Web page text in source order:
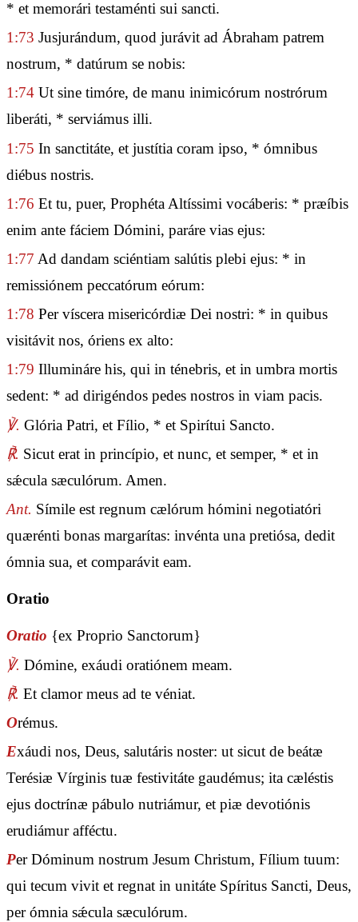
* et memorári testaménti sui sancti.
1:73 Jusjurándum, quod jurávit ad Ábraham patrem
nostrum, * datúrum se nobis:
1:74 Ut sine timóre, de manu inimicórum nostrórum
liberáti, * serviámus illi.
1:75 In sanctitáte, et justítia coram ipso, * ómnibus
diébus nostris.
1:76 Et tu, puer, Prophéta Altíssimi vocáberis: * præíbis
enim ante fáciem Dómini, paráre vias ejus:
1:77 Ad dandam sciéntiam salútis plebi ejus: * in
remissiónem peccatórum eórum:
1:78 Per víscera misericórdiæ Dei nostri: * in quibus
visitávit nos, óriens ex alto:
1:79 Illumináre his, qui in ténebris, et in umbra mortis
sedent: * ad dirigéndos pedes nostros in viam pacis.
℣. Glória Patri, et Fílio, * et Spirítui Sancto.
℟. Sicut erat in princípio, et nunc, et semper, * et in
sǽcula sæculórum. Amen.
Ant. Símile est regnum cælórum hómini negotiatóri
quærénti bonas margarítas: invénta una pretiósa, dedit
ómnia sua, et comparávit eam.
Oratio
Oratio {ex Proprio Sanctorum}
℣. Dómine, exáudi oratiónem meam.
℟. Et clamor meus ad te véniat.
Orémus.
Exáudi nos, Deus, salutáris noster: ut sicut de beátæ
Terésiæ Vírginis tuæ festivitáte gaudémus; ita cæléstis
ejus doctrínæ pábulo nutriámur, et piæ devotiónis
erudiámur afféctu.
Per Dóminum nostrum Jesum Christum, Fílium tuum:
qui tecum vivit et regnat in unitáte Spíritus Sancti, Deus,
per ómnia sǽcula sæculórum.